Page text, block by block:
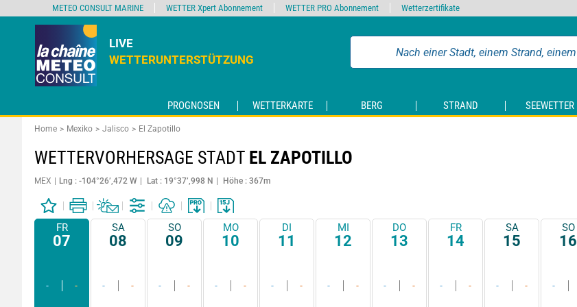
LIVE
WETTERUNTERSTÜTZUNG
PROGNOSEN WETTERKARTE BERG STRAND SEEWETTER
Home Mexiko Jalisco El Zapotillo
WETTERVORHERSAGE STADT EL ZAPOTILLO
MEX Lng : -104°26’,472 W Lat : 19°37’,998 N Höhe : 367m
FR
07
- -
SA
08
- -
SO
09
- -
MO
10
- -
DI
11
- -
MI
12
- -
DO
13
- -
FR
14
- -
SA
15
- -
SO
16
-
METEO CONSULT MARINE WETTER Xpert Abonnement WETTER PRO Abonnement Wetterzertifikate